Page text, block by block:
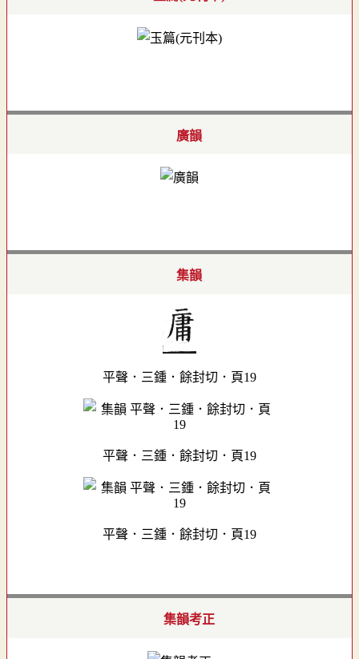
廣韻
集韻
平聲．三鍾．餘封切．頁19
平聲．三鍾．餘封切．頁19
平聲．三鍾．餘封切．頁19
集韻考正